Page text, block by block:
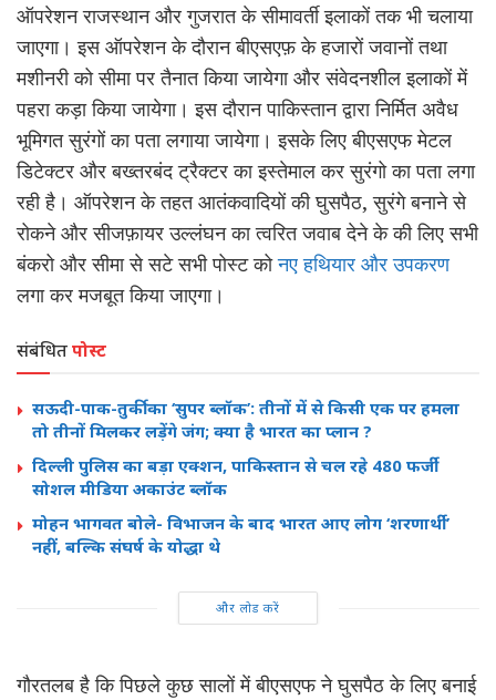
ऑपरेशन राजस्थान और गुजरात के सीमावर्ती इलाकों तक भी चलाया
जाएगा। इस ऑपरेशन के दौरान बीएसएफ़ के हजारों जवानों तथा
मशीनरी को सीमा पर तैनात किया जायेगा और संवेदनशील इलाकों में
पहरा कड़ा किया जायेगा। इस दौरान पाकिस्तान द्वारा निर्मित अवैध
भूमिगत सुरंगों का पता लगाया जायेगा। इसके लिए बीएसएफ मेटल
डिटेक्टर और बख्तरबंद ट्रैक्टर का इस्तेमाल कर सुरंगो का पता लगा
रही है। ऑपरेशन के तहत आतंकवादियों की घुसपैठ, सुरंगे बनाने से
रोकने और सीजफ़ायर उल्लंघन का त्वरित जवाब देने के की लिए सभी
बंकरो और सीमा से सटे सभी पोस्ट कोनए हथियार और उपकरण
लगा कर मजबूत किया जाएगा।
संबंधितपोस्ट
सऊदी-पाक-तुर्की का ‘सुपर ब्लॉक’: तीनों में से किसी एक पर हमला
तो तीनों मिलकर लड़ेंगे जंग; क्या है भारत का प्लान ?
दिल्ली पुलिस का बड़ा एक्शन, पाकिस्तान से चल रहे 480 फर्जी
सोशल मीडिया अकाउंट ब्लॉक
मोहन भागवत बोले- विभाजन के बाद भारत आए लोग ‘शरणार्थी’
नहीं, बल्कि संघर्ष के योद्धा थे
और लोड करें
गौरतलब है कि पिछले कुछ सालों में बीएसएफ ने घुसपैठ के लिए बनाई